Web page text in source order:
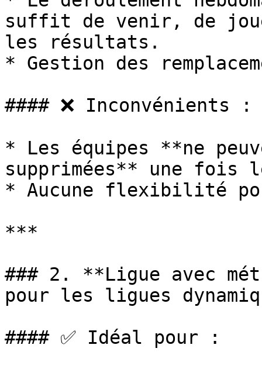
suffit de venir, de
les résultats.
* Gestion des
#### ❌ Inconvénients :
* Les équipes **ne
supprimées** une fois
* Aucune flexibilité
***
### 2. **Ligue avec
pour les ligues
#### ✅ Idéal pour :